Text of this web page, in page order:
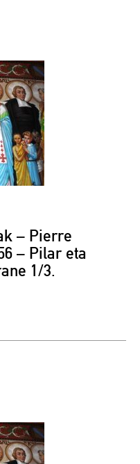
– Pierre
– Pilar eta
1/3.